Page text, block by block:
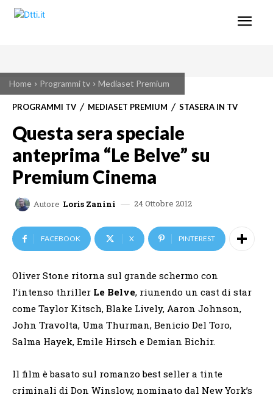
Home Programmi tv Mediaset Premium
PROGRAMMI TV MEDIASET PREMIUM STASERA IN TV
Questa sera speciale
anteprima “Le Belve” su
Premium Cinema
Autore Loris Zanini 24 Ottobre 2012
FACEBOOK X PINTEREST
Oliver Stone ritorna sul grande schermo con
l’intenso thriller Le Belve, riunendo un cast di star
come Taylor Kitsch, Blake Lively, Aaron Johnson,
John Travolta, Uma Thurman, Benicio Del Toro,
Salma Hayek, Emile Hirsch e Demian Bichir.
Il film è basato sul romanzo best seller a tinte
criminali di Don Winslow, nominato dal New York’s